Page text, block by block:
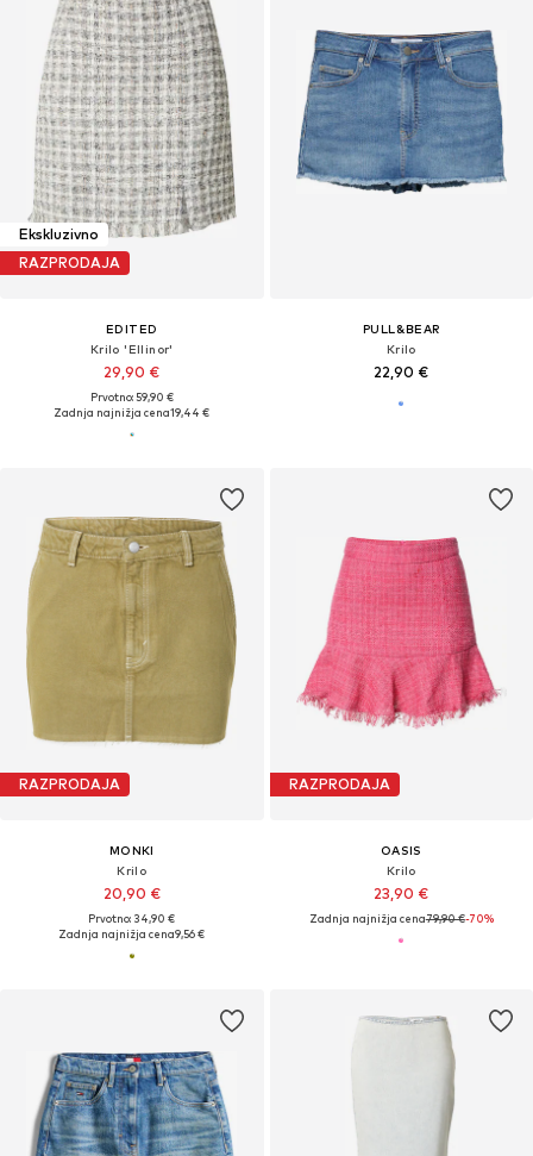
Ekskluzivno
RAZPRODAJA
EDITED
Krilo 'Ellinor'
29,90 €
Prvotno: 59,90 €
Zadnja najnižja cena19,44 €
PULL&BEAR
Krilo
22,90 €
RAZPRODAJA
MONKI
Krilo
20,90 €
Prvotno: 34,90 €
Zadnja najnižja cena9,56 €
RAZPRODAJA
OASIS
Krilo
23,90 €
Zadnja najnižja cena79,90 €-70%